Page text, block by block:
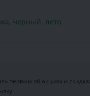
, черный, лето
первым об акциях и